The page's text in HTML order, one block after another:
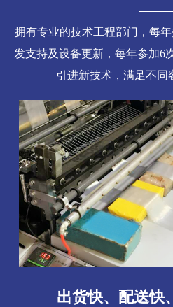
拥有专业的技术工程部门，每
发支持及设备更新，每年参加6
引进新技术，满足不同
出货快、配送快